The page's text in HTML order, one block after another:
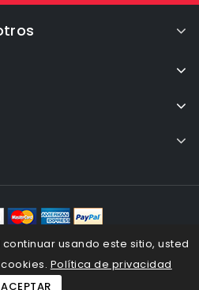
usando este sitio, usted
Política de privacidad
ACEPTAR
Cybertron © 2026